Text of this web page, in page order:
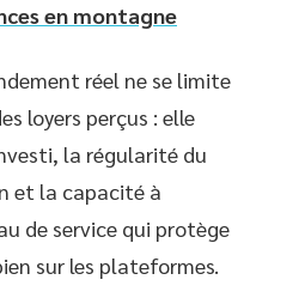
en montagne
réel ne se limite
loyers perçus : elle
la régularité du
et la capacité à
de service qui protège
sur les plateformes.